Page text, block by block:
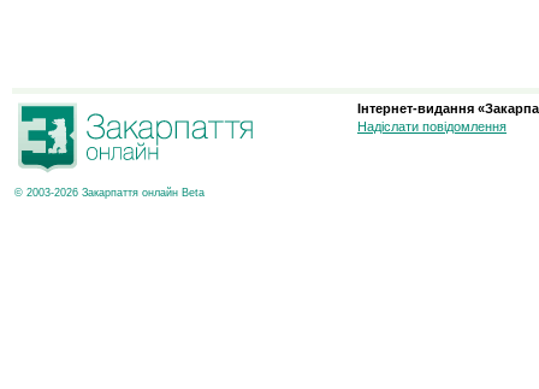
© 2003-2026 Закарпаття онлайн Beta
Інтернет-видання
Надіслати повідомлення